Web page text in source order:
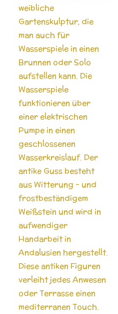
weibliche
Gartenskulptur, die
man auch für
Wasserspiele in einen
Brunnen oder Solo
aufstellen kann. Die
Wasserspiele
funktionieren über
einer elektrischen
Pumpe in einen
geschlossenen
Wasserkreislauf. Der
antike Guss besteht
aus Witterung - und
frostbeständigem
Weißstein und wird in
aufwendiger
Handarbeit in
Andalusien hergestellt.
Diese antiken Figuren
verleiht jedes Anwesen
oder Terrasse einen
mediterranen Touch.